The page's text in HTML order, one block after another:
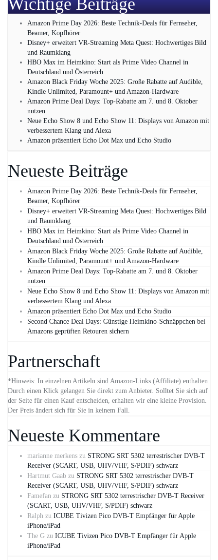
Wichtige Beiträge
Amazon Prime Day 2026: Beste Technik-Deals für Fernseher,
Beamer, Kopfhörer
Disney+ erweitert VR‑Streaming Meta Quest: Hochwertiges Bild
und Raumklang
HBO Max im Heimkino: Start als Prime Video Channel in
Deutschland und Österreich
Amazon Black Friday Woche 2025: Große Rabatte auf Audible,
Kindle Unlimited, Paramount+ und Amazon‑Hardware
Amazon Prime Deal Days: Top-Rabatte am 7. und 8. Oktober
nutzen
Neue Echo Show 8 und Echo Show 11: Displays von Amazon mit
verbessertem Klang und Alexa
Amazon präsentiert Echo Dot Max und Echo Studio
Neueste Beiträge
Amazon Prime Day 2026: Beste Technik-Deals für Fernseher,
Beamer, Kopfhörer
Disney+ erweitert VR‑Streaming Meta Quest: Hochwertiges Bild
und Raumklang
HBO Max im Heimkino: Start als Prime Video Channel in
Deutschland und Österreich
Amazon Black Friday Woche 2025: Große Rabatte auf Audible,
Kindle Unlimited, Paramount+ und Amazon‑Hardware
Amazon Prime Deal Days: Top-Rabatte am 7. und 8. Oktober
nutzen
Neue Echo Show 8 und Echo Show 11: Displays von Amazon mit
verbessertem Klang und Alexa
Amazon präsentiert Echo Dot Max und Echo Studio
Second Chance Deal Days: Günstige Heimkino-Schnäppchen bei
Amazons geprüften Retouren sichern
Partnerschaft
*Hinweis: In einzelnen Artikeln sind Amazon-Links (Affiliate) enthalten.
Durch einen Klick gelangen Sie direkt zum Anbieter. Solltet Sie sich auf
der Seite für einen Kauf entscheiden, erhalten wir eine kleine Provision.
Der Preis ändert sich für Sie in keinem Fall.
Neueste Kommentare
marianne merkens zu STRONG SRT 5302 terrestrischer DVB-T
Receiver (SCART, USB, UHV/VHF, S/PDIF) schwarz
Hartmut Gaab zu STRONG SRT 5302 terrestrischer DVB-T
Receiver (SCART, USB, UHV/VHF, S/PDIF) schwarz
Famefan zu STRONG SRT 5302 terrestrischer DVB-T Receiver
(SCART, USB, UHV/VHF, S/PDIF) schwarz
Ralph zu ICUBE Tivizen Pico DVB-T Empfänger für Apple
iPhone/iPad
The G zu ICUBE Tivizen Pico DVB-T Empfänger für Apple
iPhone/iPad